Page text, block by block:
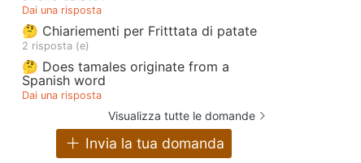
Dai una risposta
🤔 Chiariementi per Fritttata di patate
2 risposta (e)
🤔 Does tamales originate from a
Spanish word
Dai una risposta
Visualizza tutte le domande
Invia la tua domanda